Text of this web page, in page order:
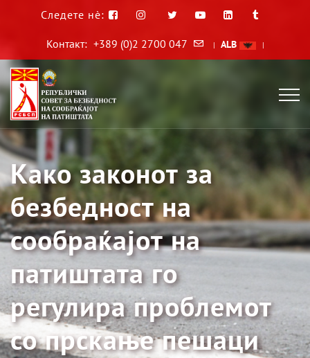
Следете нè:
Контакт: +389 (0)2 2700 047 | ALB |
Како законот за
безбедност на
сообраќајот на
патиштата го
регулира проблемот
со прскање пешаци